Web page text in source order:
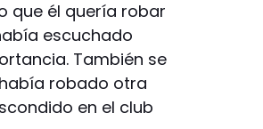
que él quería robar
escuchado
También se
robado otra
en el club